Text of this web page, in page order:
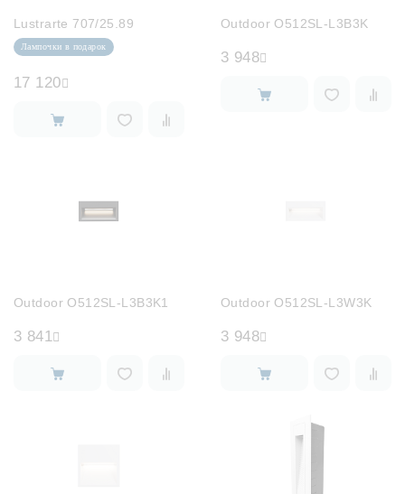
Lustrarte 707/25.89
Лампочки в подарок
17 120
Outdoor O512SL-L3B3K
3 948
Outdoor O512SL-L3B3K1
3 841
Outdoor O512SL-L3W3K
3 948